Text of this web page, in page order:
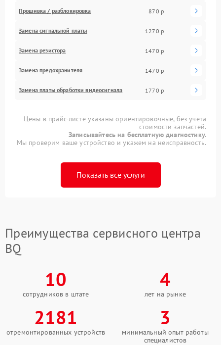
Прошивка / разблокировка 870 р
Замена сигнальной платы 1270 р
Замена резистора 1470 р
Замена предохранителя 1470 р
Замена платы обработки видеосигнала 1770 р
Цены в прайс-листе указаны ориентировочные, без учета
стоимости запчастей.
Записывайтесь на бесплатную диагностику.
Мы проверим ваше устройство и укажем на неисправность.
Показать все услуги
Преимущества сервисного центра
BQ
10
сотрудников в штате
4
лет на рынке
2181
отремонтированных устройств
3
минимальный опыт работы
специалистов